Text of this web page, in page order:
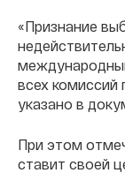
«Признание
всех
указано в
При этом
ставит своей